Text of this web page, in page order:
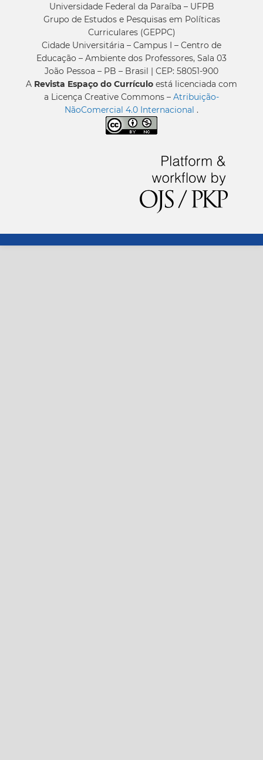
Universidade Federal da Paraíba – UFPB
Grupo de Estudos e Pesquisas em Políticas
Curriculares (GEPPC)
Cidade Universitária – Campus I – Centro de
Educação – Ambiente dos Professores, Sala 03
João Pessoa – PB – Brasil | CEP: 58051-900
A Revista Espaço do Currículo está licenciada com
a Licença Creative Commons – Atribuição-
NãoComercial 4.0 Internacional .